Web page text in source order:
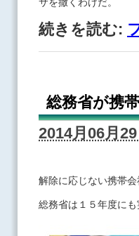
サを撒くわけだ。
続きを読む:
総務省が携
2014月06月
解除に応じない携帯
総務省は１５年度にも